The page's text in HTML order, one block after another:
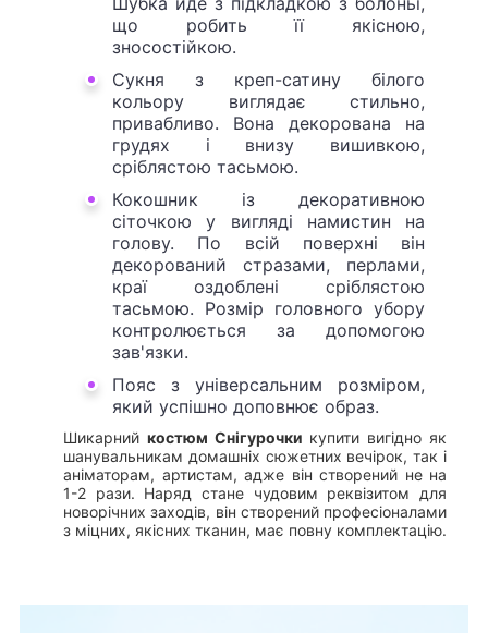
що робить її якісною,
зносостійкою.
Сукня з креп-сатину білого
кольору виглядає стильно,
привабливо. Вона декорована на
грудях і внизу вишивкою,
сріблястою тасьмою.
Кокошник із декоративною
сіточкою у вигляді намистин на
голову. По всій поверхні він
декорований стразами, перлами,
краї оздоблені сріблястою
тасьмою. Розмір головного убору
контролюється за допомогою
зав'язки.
Пояс з універсальним розміром,
який успішно доповнює образ.
Шикарний костюм Снігурочки купити вигідно як
шанувальникам домашніх сюжетних вечірок, так і
аніматорам, артистам, адже він створений не на
1-2 рази. Наряд стане чудовим реквізитом для
новорічних заходів, він створений професіоналами
з міцних, якісних тканин, має повну комплектацію.